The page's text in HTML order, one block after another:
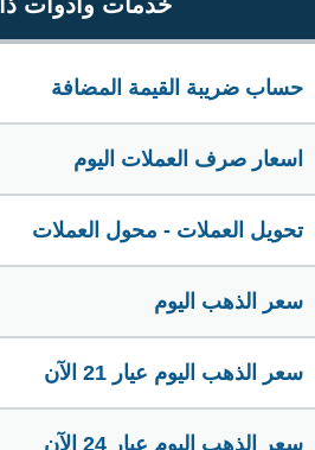
حساب ضريبة القيمة المضافة
اسعار صرف العملات اليوم
تحويل العملات - محول العملات
سعر الذهب اليوم
سعر الذهب اليوم عيار 21 الآن
سعر الذهب اليوم عيار 24 الآن